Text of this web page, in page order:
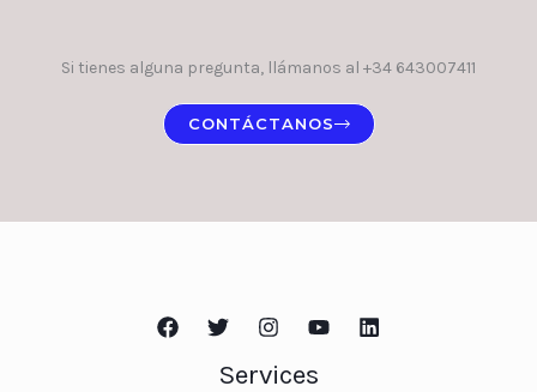
Si tienes alguna pregunta, llámanos al +34 643007411
CONTÁCTANOS
Services